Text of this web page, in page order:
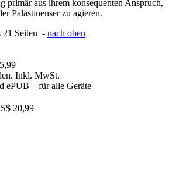
primär aus ihrem konsequenten Anspruch,
Palästinenser zu agieren.
21 Seiten - nach oben
Inkl. MwSt.
ePUB – für alle Geräte
20,99